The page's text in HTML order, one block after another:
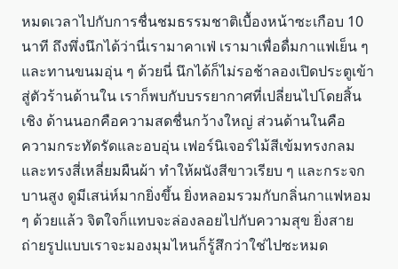
หมดเวลาไปกับการชื่นชมธรรมชาติเบื้องหน้าซะเกือบ 10
นาที ถึงพึ่งนึกได้ว่านี่เรามาคาเฟ่ เรามาเพื่อดื่มกาแฟเย็น ๆ
และทานขนมอุ่น ๆ ด้วยนี่ นึกได้ก็ไม่รอช้าลองเปิดประตูเข้า
สู่ตัวร้านด้านใน เราก็พบกับบรรยากาศที่เปลี่ยนไปโดยสิ้น
เชิง ด้านนอกคือความสดชื่นกว้างใหญ่ ส่วนด้านในคือ
ความกระทัดรัดและอบอุ่น เฟอร์นิเจอร์ไม้สีเข้มทรงกลม
และทรงสี่เหลี่ยมผืนผ้า ทำให้ผนังสีขาวเรียบ ๆ และกระจก
บานสูง ดูมีเสน่ห์มากยิ่งขึ้น ยิ่งหลอมรวมกับกลิ่นกาแฟหอม
ๆ ด้วยแล้ว จิตใจก็แทบจะล่องลอยไปกับความสุข ยิ่งสาย
ถ่ายรูปแบบเราจะมองมุมไหนก็รู้สึกว่าใช่ไปซะหมด